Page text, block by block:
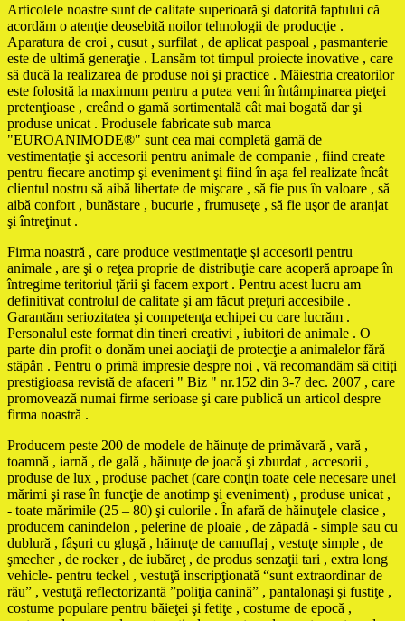
Articolele noastre sunt de calitate superioară şi datorită faptului că
acordăm o atenţie deosebită noilor tehnologii de producţie .
Aparatura de croi , cusut , surfilat , de aplicat paspoal , pasmanterie
este de ultimă generaţie . Lansăm tot timpul proiecte inovative , care
să ducă la realizarea de produse noi şi practice . Măiestria creatorilor
este folosită la maximum pentru a putea veni în întâmpinarea pieţei
pretenţioase , creând o gamă sortimentală cât mai bogată dar şi
produse unicat . Produsele fabricate sub marca
"EUROANIMODE®" sunt cea mai completă gamă de
vestimentaţie şi accesorii pentru animale de companie , fiind create
pentru fiecare anotimp şi eveniment şi fiind în aşa fel realizate încât
clientul nostru să aibă libertate de mişcare , să fie pus în valoare , să
aibă confort , bunăstare , bucurie , frumuseţe , să fie uşor de aranjat
şi întreţinut .
Firma noastră , care produce vestimentaţie şi accesorii pentru
animale , are şi o reţea proprie de distribuţie care acoperă aproape în
întregime teritoriul ţării şi facem export . Pentru acest lucru am
definitivat controlul de calitate şi am făcut preţuri accesibile .
Garantăm seriozitatea şi competenţa echipei cu care lucrăm .
Personalul este format din tineri creativi , iubitori de animale . O
parte din profit o donăm unei aociaţii de protecţie a animalelor fără
stăpân . Pentru o primă impresie despre noi , vă recomandăm să citiţi
prestigioasa revistă de afaceri " Biz " nr.152 din 3-7 dec. 2007 , care
promovează numai firme serioase şi care publică un articol despre
firma noastră .
Producem peste 200 de modele de hăinuţe de primăvară , vară ,
toamnă , iarnă , de gală , hăinuţe de joacă şi zburdat , accesorii ,
produse de lux , produse pachet (care conţin toate cele necesare unei
mărimi şi rase în funcţie de anotimp şi eveniment) , produse unicat ,
- toate mărimile (25 – 80) şi culorile . În afară de hăinuţele clasice ,
producem canindelon , pelerine de ploaie , de zăpadă - simple sau cu
dublură , fâşuri cu glugă , hăinuţe de camuflaj , vestuţe simple , de
şmecher , de rocker , de iubăreţ , de produs senzaţii tari , extra long
vehicle- pentru teckel , vestuţă inscripţionată “sunt extraordinar de
rău” , vestuţă reflectorizantă ”poliţia canină” , pantalonaşi şi fustiţe ,
costume populare pentru băieţei şi fetiţe , costume de epocă ,